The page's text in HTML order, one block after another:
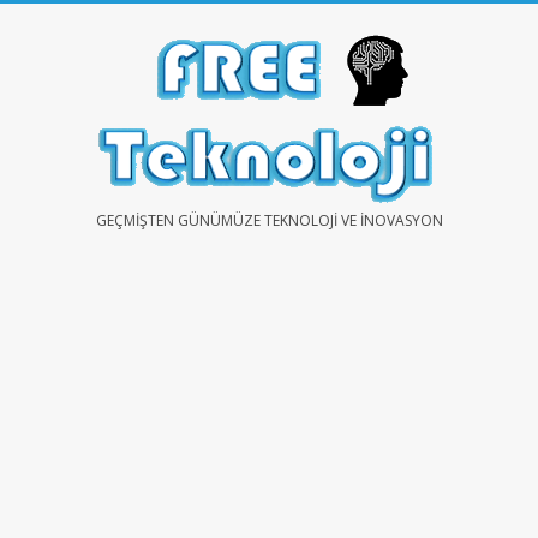
FREEGEÇMIŞTEN GÜNÜMÜZE TEKNOLOJI VE İNOVASYON